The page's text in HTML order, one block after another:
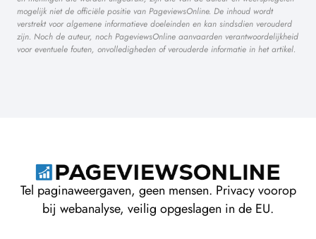
mogelijk niet de officiële positie van PageviewsOnline. De inhoud wordt
verstrekt voor algemene informatieve doeleinden en kan sindsdien verouderd
zijn. Noch de auteur, noch PageviewsOnline aanvaarden verantwoordelijkheid
voor eventuele fouten, onvolledigheden of verouderde informatie in het artikel.
Tel paginaweergaven, geen mensen. Privacy voorop
bij webanalyse, veilig opgeslagen in de EU.